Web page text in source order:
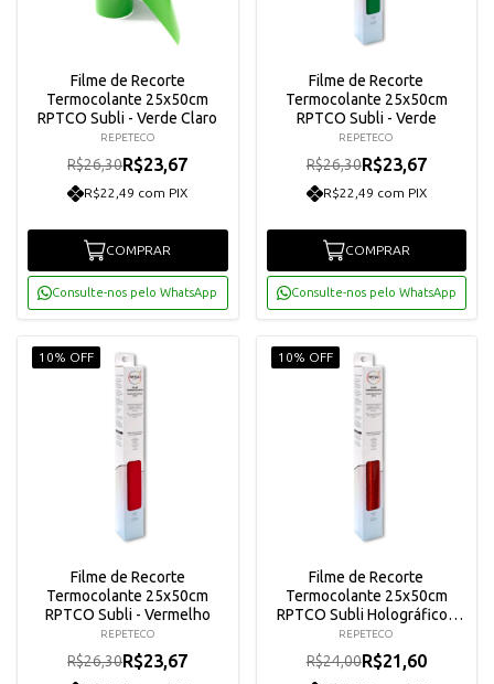
Filme de Recorte
Termocolante 25x50cm
RPTCO Subli - Verde Claro
REPETECO
R$26,30R$23,67
R$22,49 com PIX
COMPRAR
Consulte-nos pelo WhatsApp
Filme de Recorte
Termocolante 25x50cm
RPTCO Subli - Verde
REPETECO
R$26,30R$23,67
R$22,49 com PIX
COMPRAR
Consulte-nos pelo WhatsApp
10% OFF
Filme de Recorte
Termocolante 25x50cm
RPTCO Subli - Vermelho
REPETECO
R$26,30R$23,67
10% OFF
Filme de Recorte
Termocolante 25x50cm
RPTCO Subli Holográfico -
Vermelho Confete
REPETECO
R$24,00R$21,60